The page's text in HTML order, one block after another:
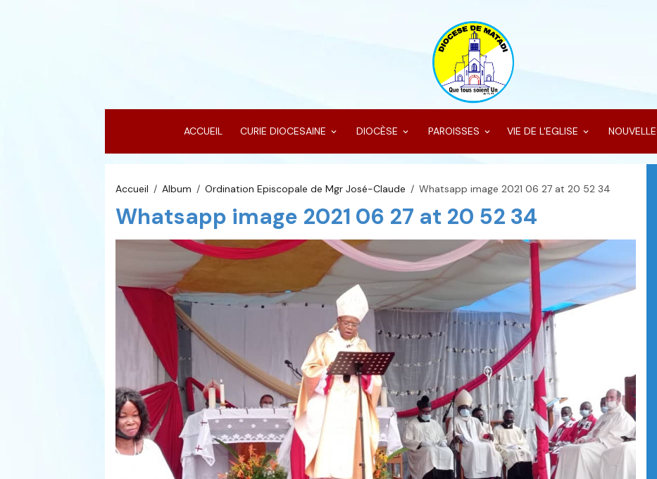
ACCUEIL CURIE DIOCESAINE DIOCÈSE PAROISSES VIE DE L'EGLISE
Accueil Album Ordination Episcopale de Mgr José-Claude Whatsapp image 2021 06 27 at 20 52 34
Whatsapp image 2021 06 27 at 20 52 34